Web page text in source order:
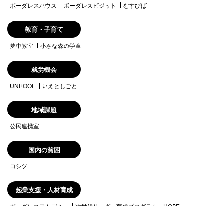
ボーダレスハウス ボーダレスビジット むすびば
教育・子育て
夢中教室 小さな森の学童
就労機会
UNROOF いえとしごと
地域課題
公民連携室
国内の貧困
コシツ
起業支援・人材育成